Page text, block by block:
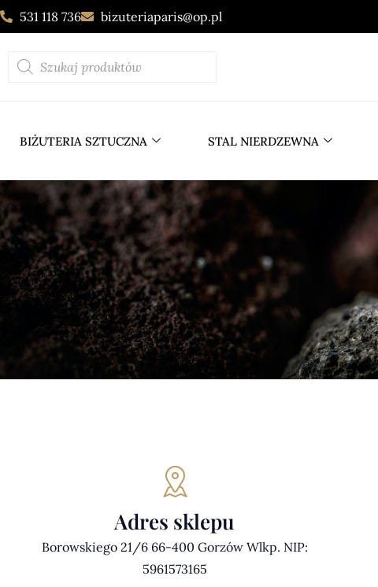
531 118 736 bizuteriaparis@op.pl
BIŻUTERIA SZTUCZNA STAL NIERDZEWNA
Adres sklepu
Borowskiego 21/6 66-400 Gorzów Wlkp. NIP:
5961573165